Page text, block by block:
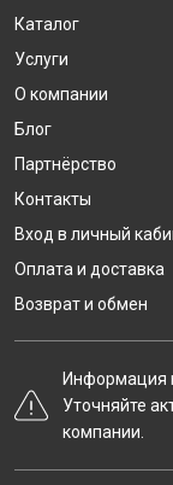
Каталог
Услуги
О компании
Блог
Партнёрство
Контакты
Вход в личный
Оплата и доставка
Возврат и обмен
Информация
Уточняйте
компании.